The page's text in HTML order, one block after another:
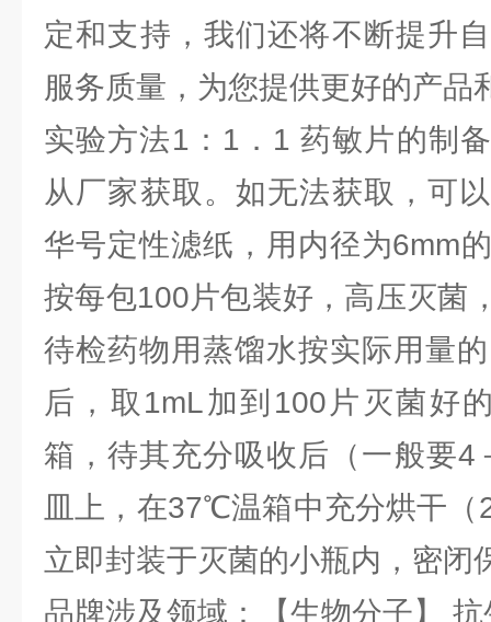
定和支持，我们还将不断提升
服务质量，为您提供更好的产品
实验方法1：1．1 药敏片的制
从厂家获取。如无法获取，可
华号定性滤纸，用内径为6mm
按每包100片包装好，高压灭菌
待检药物用蒸馏水按实际用量
后，取1mL加到100片灭菌好
箱，待其充分吸收后（一般要4
皿上，在37℃温箱中充分烘干（
立即封装于灭菌的小瓶内，密闭
品牌涉及领域：【生物分子】